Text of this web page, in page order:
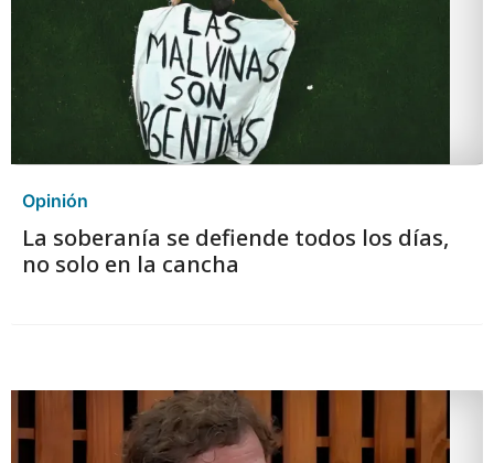
Opinión
La soberanía se defiende todos los días,